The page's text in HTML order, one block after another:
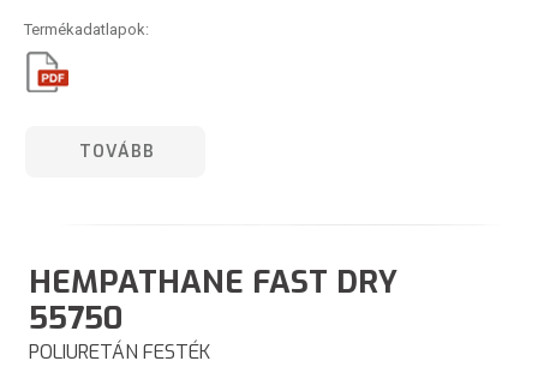
Termékadatlapok:
TOVÁBB
HEMPATHANE FAST DRY
55750
POLIURETÁN FESTÉK